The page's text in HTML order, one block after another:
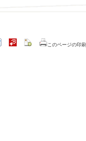
このページの印刷